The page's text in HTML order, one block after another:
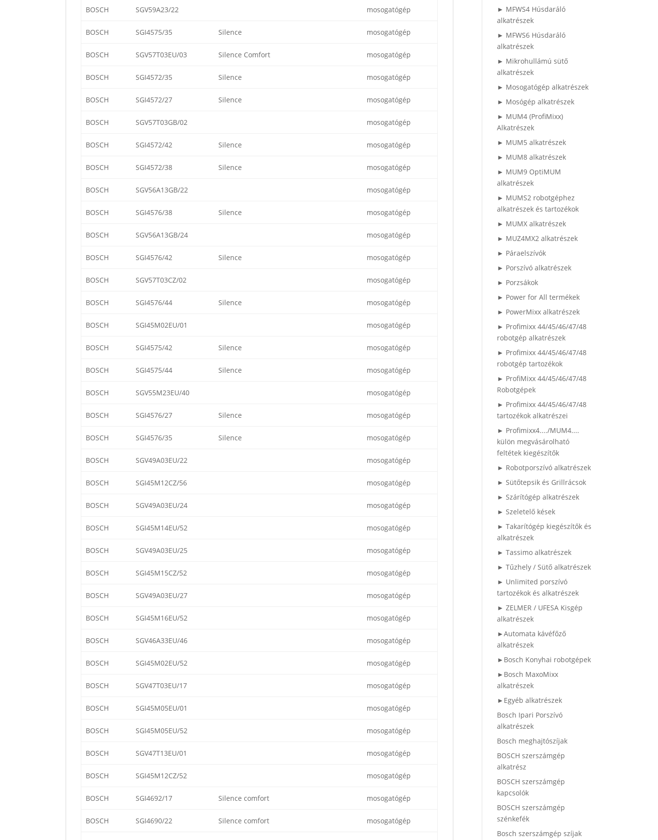
BOSCH SGV59A23/22 mosogatógép
BOSCH SGI4575/35 Silence mosogatógép
BOSCH SGV57T03EU/03 Silence Comfort mosogatógép
BOSCH SGI4572/35 Silence mosogatógép
BOSCH SGI4572/27 Silence mosogatógép
BOSCH SGV57T03GB/02 mosogatógép
BOSCH SGI4572/42 Silence mosogatógép
BOSCH SGI4572/38 Silence mosogatógép
BOSCH SGV56A13GB/22 mosogatógép
BOSCH SGI4576/38 Silence mosogatógép
BOSCH SGV56A13GB/24 mosogatógép
BOSCH SGI4576/42 Silence mosogatógép
BOSCH SGV57T03CZ/02 mosogatógép
BOSCH SGI4576/44 Silence mosogatógép
BOSCH SGI45M02EU/01 mosogatógép
BOSCH SGI4575/42 Silence mosogatógép
BOSCH SGI4575/44 Silence mosogatógép
BOSCH SGV55M23EU/40 mosogatógép
BOSCH SGI4576/27 Silence mosogatógép
BOSCH SGI4576/35 Silence mosogatógép
BOSCH SGV49A03EU/22 mosogatógép
BOSCH SGI45M12CZ/56 mosogatógép
BOSCH SGV49A03EU/24 mosogatógép
BOSCH SGI45M14EU/52 mosogatógép
BOSCH SGV49A03EU/25 mosogatógép
BOSCH SGI45M15CZ/52 mosogatógép
BOSCH SGV49A03EU/27 mosogatógép
BOSCH SGI45M16EU/52 mosogatógép
BOSCH SGV46A33EU/46 mosogatógép
BOSCH SGI45M02EU/52 mosogatógép
BOSCH SGV47T03EU/17 mosogatógép
BOSCH SGI45M05EU/01 mosogatógép
BOSCH SGI45M05EU/52 mosogatógép
BOSCH SGV47T13EU/01 mosogatógép
BOSCH SGI45M12CZ/52 mosogatógép
BOSCH SGI4692/17 Silence comfort mosogatógép
BOSCH SGI4690/22 Silence comfort mosogatógép
► MFWS4 Húsdaráló
alkatrészek
► MFWS6 Húsdaráló
alkatrészek
► Mikrohullámú sütő
alkatrészek
► Mosogatógép alkatrészek
► Mosógép alkatrészek
► MUM4 (ProfiMixx)
Alkatrészek
► MUM5 alkatrészek
► MUM8 alkatrészek
► MUM9 OptiMUM
alkatrészek
► MUMS2 robotgéphez
alkatrészek és tartozékok
► MUMX alkatrészek
► MUZ4MX2 alkatrészek
► Páraelszívók
► Porszívó alkatrészek
► Porzsákok
► Power for All termékek
► PowerMixx alkatrészek
► Profimixx 44/45/46/47/48
robotgép alkatrészek
► Profimixx 44/45/46/47/48
robotgép tartozékok
► ProfiMixx 44/45/46/47/48
Robotgépek
► Profimixx 44/45/46/47/48
tartozékok alkatrészei
► Profimixx4..../MUM4....
külön megvásárolható
feltétek kiegészítők
► Robotporszívó alkatrészek
► Sütőtepsik és Grillrácsok
► Szárítógép alkatrészek
► Szeletelő kések
► Takarítógép kiegészítők és
alkatrészek
► Tassimo alkatrészek
► Tűzhely / Sütő alkatrészek
► Unlimited porszívó
tartozékok és alkatrészek
► ZELMER / UFESA Kisgép
alkatrészek
►Automata kávéfőző
alkatrészek
►Bosch Konyhai robotgépek
►Bosch MaxoMixx
alkatrészek
►Egyéb alkatrészek
Bosch Ipari Porszívó
alkatrészek
Bosch meghajtószíjak
BOSCH szerszámgép
alkatrész
BOSCH szerszámgép
kapcsolók
BOSCH szerszámgép
szénkefék
Bosch szerszámgép szíjak